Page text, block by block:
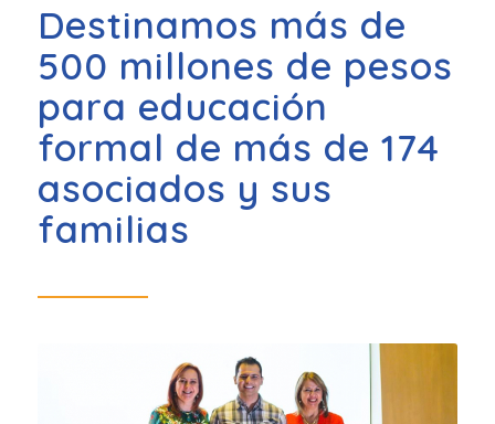
Destinamos más de
500 millones de pesos
para educación
formal de más de 174
asociados y sus
familias